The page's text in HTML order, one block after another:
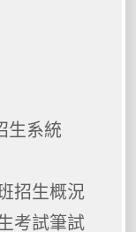
生系統
招生概況
考試筆試